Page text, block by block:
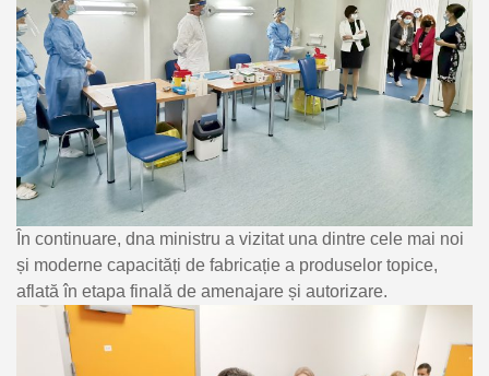
În continuare, dna ministru a vizitat una dintre cele mai noi
și moderne capacități de fabricație a produselor topice,
aflată în etapa finală de amenajare și autorizare.